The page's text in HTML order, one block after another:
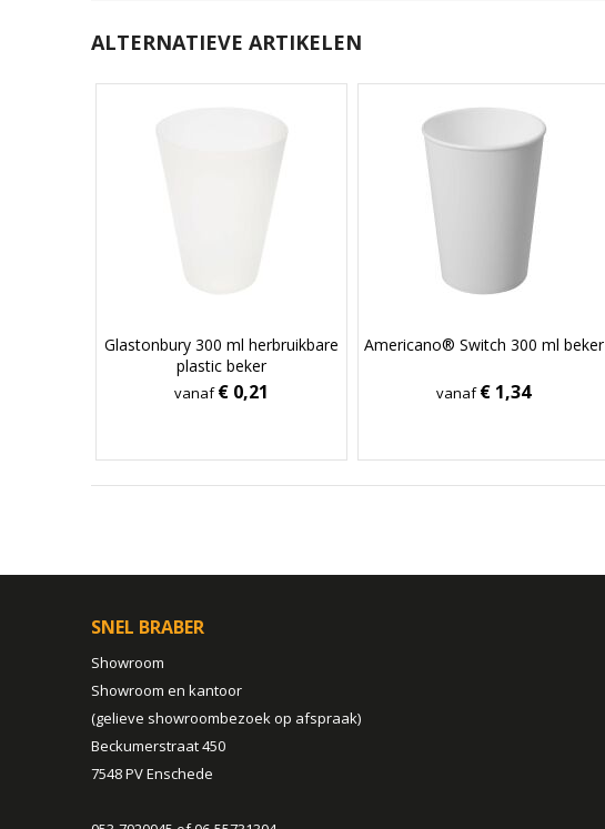
ALTERNATIEVE ARTIKELEN
Glastonbury 300 ml herbruikbare
plastic beker
vanaf€ 0,21
Americano® Switch 300 ml beker
vanaf€ 1,34
SNEL BRABER
Showroom
Showroom en kantoor
(gelieve showroombezoek op afspraak)
Beckumerstraat 450
7548 PV Enschede